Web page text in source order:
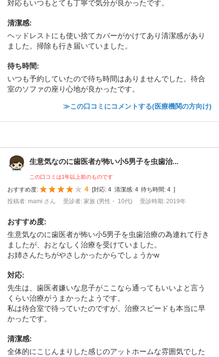
対応もいつもとても丁寧で気分が良かったです。
清潔感:
ヘッドレストにも使い捨てカバーがかけてあり清潔感があり
ました。掃除も行き届いていました。
待ち時間:
いつも予約していたので待ち時間はありませんでした。待合
室のソファの座り心地が良かったです。
≫この口コミにコメントする(医療機関の方向け)
生意気なのに歯医者が怖い小5男子を虫歯治...
この口コミは1年以上前のものです
おすすめ度: 4 対応: 4 清潔感: 4 待ち時間: 4
投稿者: mami さん
受診者: 家族 (男性・ 10代) 受診時期: 2019年
おすすめ度:
生意気なのに歯医者が怖い小5男子を虫歯治療の為連れて行き
ましたが、おとなしく治療を受けていました。
お姉さんたちがやさしかったからでしょうかw
対応:
先生は、歯医者嫌いな息子がここなら通ってもいいよと言う
くらい治療がうまかったようです。
私は待合室で待っていたのですが、治療スピードも本当に早
かったです。
清潔感:
全体的にこじんまりした感じのアットホームな雰囲気でした